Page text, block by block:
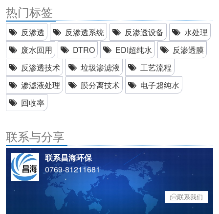
热门标签
反渗透 反渗透系统 反渗透设备
水处理
废水回用
DTRO EDI超纯水
反渗透膜
反渗透技术
垃圾渗滤液
工艺流程
渗滤液处理
膜分离技术
电子超纯水
回收率
联系与分享
联系昌海环保
0769-81211681
联系我们